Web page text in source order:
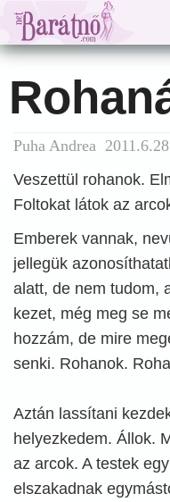
Puha Andrea
Veszettül rohanok.
Foltokat látok az
Emberek vannak,
jellegük
alatt, de nem tudom,
kezet, még meg se
hozzám, de mire
senki. Rohanok.
Aztán lassítani
helyezkedem. Állok.
az arcok. A testek
elszakadnak